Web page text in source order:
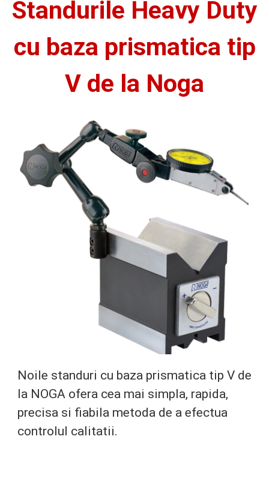
Standurile Heavy Duty
cu baza prismatica tip
V de la Noga
Noile standuri cu baza prismatica tip V de
la NOGA ofera cea mai simpla, rapida,
precisa si fiabila metoda de a efectua
controlul calitatii.